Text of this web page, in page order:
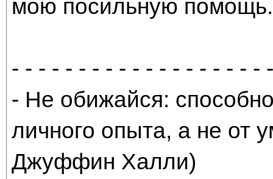
мою посильную
- - - - - - - - - - - - - - - - - - -
- Не обижайся:
личного опыта, а не от
Джуффин Халли)